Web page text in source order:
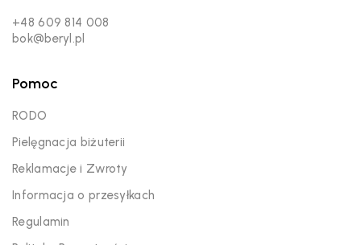
+48 609 814 008
bok@beryl.pl
Pomoc
RODO
Pielęgnacja biżuterii
Reklamacje i Zwroty
Informacja o przesyłkach
Regulamin